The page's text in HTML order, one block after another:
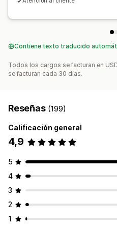
Registro personalizado Portal
Enlaces y descuentos
Dominio personalizado
Contiene texto traducido
Todos los cargos se facturan en
se facturan cada 30 días.
Reseñas (199)
Calificación general
4,9
5
4
3
2
1